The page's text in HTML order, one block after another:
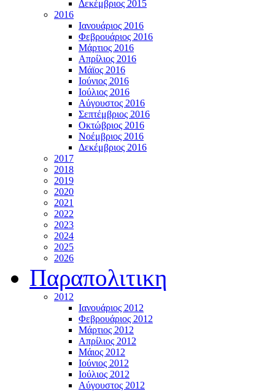
Δεκέμβριος 2015
2016
Ιανουάριος 2016
Φεβρουάριος 2016
Μάρτιος 2016
Απρίλιος 2016
Μάϊος 2016
Ιούνιος 2016
Ιούλιος 2016
Αύγουστος 2016
Σεπτέμβριος 2016
Οκτώβριος 2016
Νοέμβριος 2016
Δεκέμβριος 2016
2017
2018
2019
2020
2021
2022
2023
2024
2025
2026
Παραπολιτικη
2012
Ιανουάριος 2012
Φεβρουάριος 2012
Μάρτιος 2012
Απρίλιος 2012
Μάιος 2012
Ιούνιος 2012
Ιούλιος 2012
Αύγουστος 2012